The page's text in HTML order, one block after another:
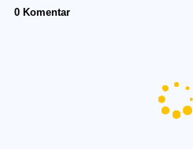
0 Komentar